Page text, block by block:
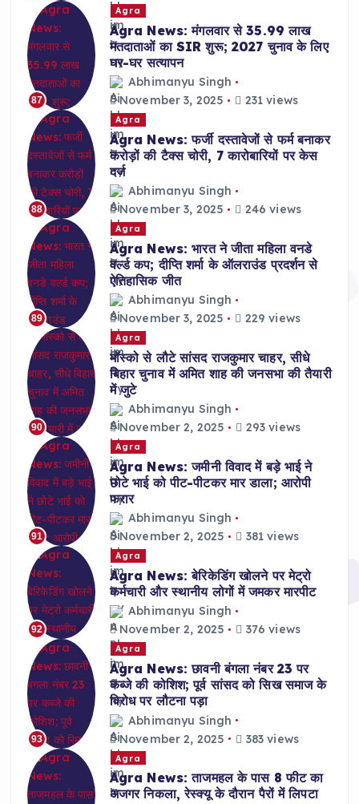
87
Agra
Agra News: मंगलवार से 35.99 लाख
मतदाताओं का SIR शुरू; 2027 चुनाव के लिए
घर-घर सत्यापन
Abhimanyu Singh
November 3, 2025
231 views
88
Agra
Agra News: फर्जी दस्तावेजों से फर्म बनाकर
करोड़ों की टैक्स चोरी, 7 कारोबारियों पर केस
दर्ज
Abhimanyu Singh
November 3, 2025
246 views
89
Agra
Agra News: भारत ने जीता महिला वनडे
वर्ल्ड कप; दीप्ति शर्मा के ऑलराउंड प्रदर्शन से
ऐतिहासिक जीत
Abhimanyu Singh
November 3, 2025
229 views
90
Agra
मॉस्को से लौटे सांसद राजकुमार चाहर, सीधे
बिहार चुनाव में अमित शाह की जनसभा की तैयारी
में जुटे
Abhimanyu Singh
November 2, 2025
293 views
91
Agra
Agra News: जमीनी विवाद में बड़े भाई ने
छोटे भाई को पीट-पीटकर मार डाला; आरोपी
फरार
Abhimanyu Singh
November 2, 2025
381 views
92
Agra
Agra News: बेरिकेडिंग खोलने पर मेट्रो
कर्मचारी और स्थानीय लोगों में जमकर मारपीट
Abhimanyu Singh
November 2, 2025
376 views
93
Agra
Agra News: छावनी बंगला नंबर 23 पर
कब्जे की कोशिश; पूर्व सांसद को सिख समाज के
विरोध पर लौटना पड़ा
Abhimanyu Singh
November 2, 2025
383 views
Agra
Agra News: ताजमहल के पास 8 फीट का
अजगर निकला, रेस्क्यू के दौरान पैरों में लिपटा